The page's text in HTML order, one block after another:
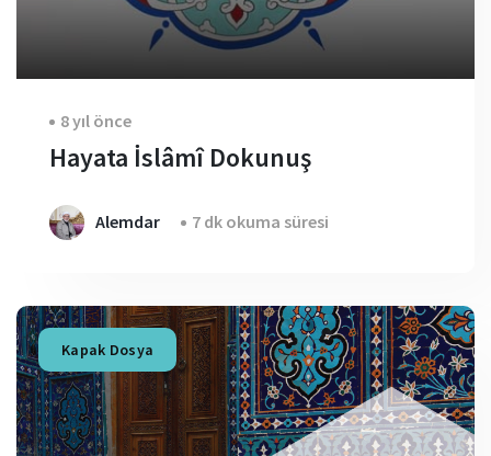
8 yıl önce
Hayata İslâmî Dokunuş
Alemdar 7 dk okuma süresi
Kapak Dosya